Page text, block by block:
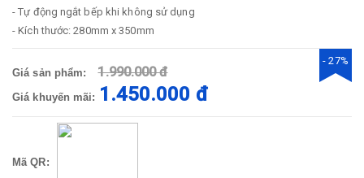
- Tự động ngắt bếp khi không sử dụng
- Kích thước: 280mm x 350mm
Giá sản phẩm: 1.990.000 đ
Giá khuyến mãi: 1.450.000 đ
- 27%
Mã QR: